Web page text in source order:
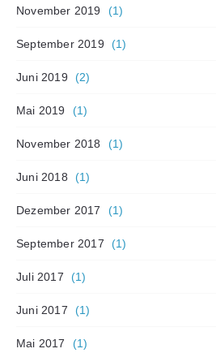
November 2019 (1)
September 2019 (1)
Juni 2019 (2)
Mai 2019 (1)
November 2018 (1)
Juni 2018 (1)
Dezember 2017 (1)
September 2017 (1)
Juli 2017 (1)
Juni 2017 (1)
Mai 2017 (1)